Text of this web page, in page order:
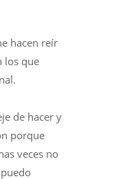
hacen reír
los que
de hacer y
porque
veces no